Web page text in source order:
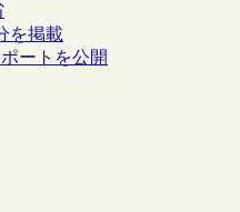
を掲載
ートを公開